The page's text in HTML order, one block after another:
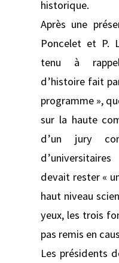
historique.
Après une
Poncelet et P.
tenu à
d’histoire fait
programme »,
sur la haute
d’un jury
devait rester «
haut niveau
yeux, les trois
pas remis en
Les présidents